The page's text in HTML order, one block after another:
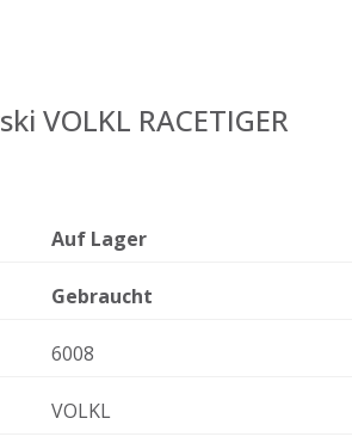
VOLKL RACETIGER
Auf Lager
Gebraucht
6008
VOLKL